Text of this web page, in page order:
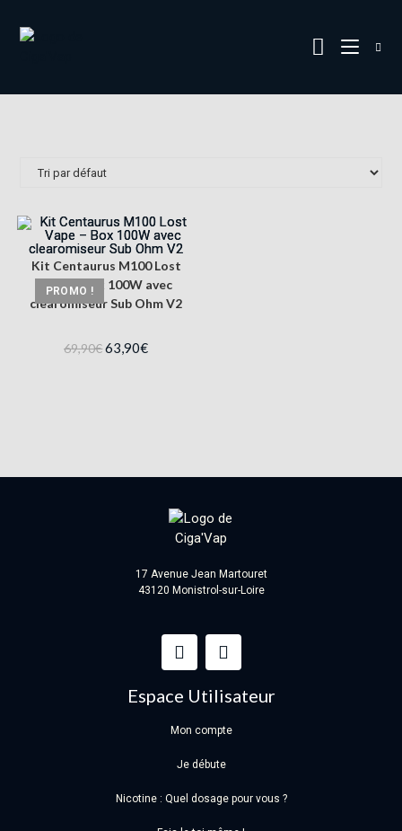
PROMO !
Kit Centaurus M100 Lost
Vape – Box 100W avec
clearomiseur Sub Ohm V2
69,90€63,90€
17 Avenue Jean Martouret
43120 Monistrol-sur-Loire
Espace Utilisateur
Mon compte
Je débute
Nicotine : Quel dosage pour vous ?